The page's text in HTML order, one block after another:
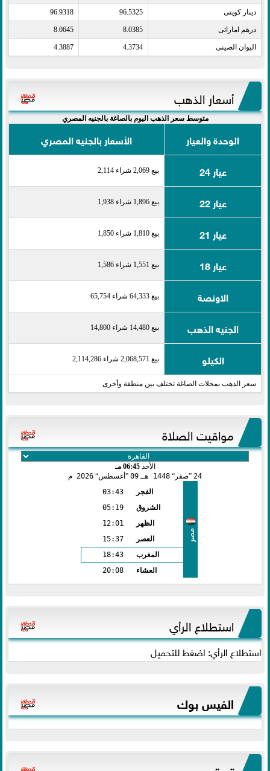
دينار كويتى​ 96.5325
96.9318
درهم اماراتى​ 8.0385
8.0645
اليوان الصينى​ 4.3734
4.3887
أسعار الذهب
متوسط سعر الذهب اليوم بالصاغة بالجنيه المصري
الوحدة والعيار
الأسعار بالجنيه المصري
عيار 24
بيع 2,069 شراء 2,114
عيار 22 بيع 1,896 شراء 1,938
عيار 21 بيع 1,810 شراء 1,850
عيار 18 بيع 1,551 شراء 1,586
الاونصة بيع 64,333 شراء 65,754
الجنيه الذهب بيع 14,480 شراء 14,800
الكيلو بيع 2,068,571 شراء 2,114,286
سعر الذهب بمحلات الصاغة تختلف بين منطقة وأخرى
مواقيت الصلاة
الأحد06:45 مـ
24 صفر 1448 هـ 09 أغسطس 2026 م
مصر
الفجر
03:43
الشروق
05:19
الظهر
12:01
العصر
15:37
المغرب
18:43
العشاء
20:08
استطلاع الرأي
استطلاع الرأي: اضغط للتحميل
الفيس بوك